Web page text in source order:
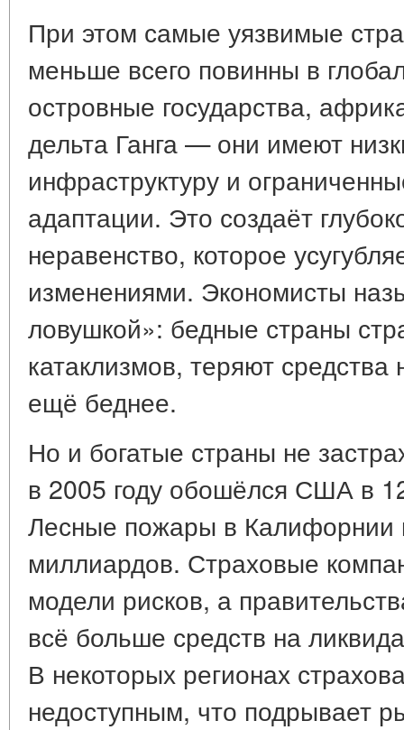
При этом самые уязвимые
меньше всего повинны в
островные государства,
дельта Ганга — они имеют
инфраструктуру и
адаптации. Это создаёт
неравенство, которое
изменениями. Экономисты
ловушкой»: бедные страны
катаклизмов, теряют средства
ещё беднее.
Но и богатые страны не
в 2005 году обошёлся США в
Лесные пожары в
миллиардов. Страховые
модели рисков, а
всё больше средств на
В некоторых регионах
недоступным, что подрывает